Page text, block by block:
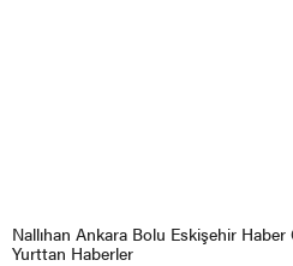
Nallıhan Ankara Bolu Eskişehir
Yurttan Haberler